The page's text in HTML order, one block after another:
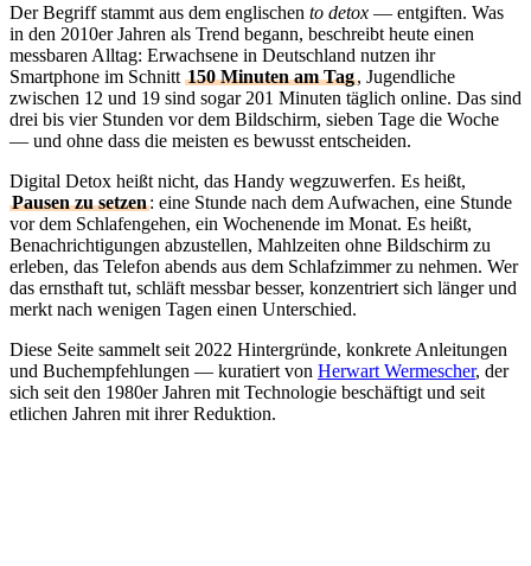
Der Begriff stammt aus dem englischen to detox — entgiften. Was
in den 2010er Jahren als Trend begann, beschreibt heute einen
messbaren Alltag: Erwachsene in Deutschland nutzen ihr
Smartphone im Schnitt 150 Minuten am Tag, Jugendliche
zwischen 12 und 19 sind sogar 201 Minuten täglich online. Das sind
drei bis vier Stunden vor dem Bildschirm, sieben Tage die Woche
— und ohne dass die meisten es bewusst entscheiden.
Digital Detox heißt nicht, das Handy wegzuwerfen. Es heißt,
Pausen zu setzen: eine Stunde nach dem Aufwachen, eine Stunde
vor dem Schlafengehen, ein Wochenende im Monat. Es heißt,
Benachrichtigungen abzustellen, Mahlzeiten ohne Bildschirm zu
erleben, das Telefon abends aus dem Schlafzimmer zu nehmen. Wer
das ernsthaft tut, schläft messbar besser, konzentriert sich länger und
merkt nach wenigen Tagen einen Unterschied.
Diese Seite sammelt seit 2022 Hintergründe, konkrete Anleitungen
und Buchempfehlungen — kuratiert von Herwart Wermescher, der
sich seit den 1980er Jahren mit Technologie beschäftigt und seit
etlichen Jahren mit ihrer Reduktion.